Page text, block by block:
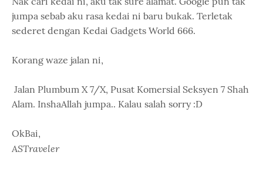
jumpa sebab aku rasa kedai ni baru bukak. Terletak
sederet dengan Kedai Gadgets World 666.
Korang waze jalan ni,
Jalan Plumbum X 7/X, Pusat Komersial Seksyen 7 Shah
Alam. InshaAllah jumpa.. Kalau salah sorry :D
OkBai,
ASTraveler